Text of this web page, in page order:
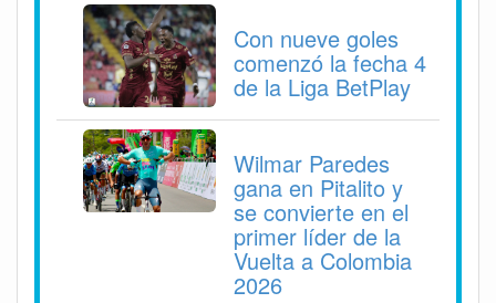
Con nueve goles
comenzó la fecha 4
de la Liga BetPlay
Wilmar Paredes
gana en Pitalito y
se convierte en el
primer líder de la
Vuelta a Colombia
2026